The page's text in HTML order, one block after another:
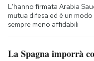
L'hanno firmata Arabia
mutua difesa ed è un
sempre meno affidabili
La Spagna imporrà